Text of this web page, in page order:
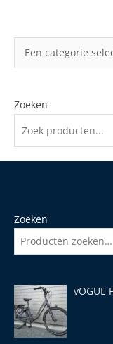
Zoeken
Zoeken
vOGUE